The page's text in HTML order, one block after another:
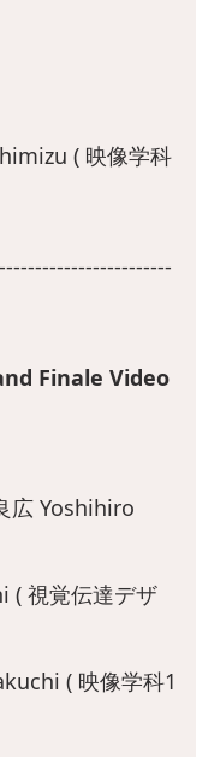
( 映像学科
Finale Video
広 Yoshihiro
( 視覚伝達デザ
( 映像学科1